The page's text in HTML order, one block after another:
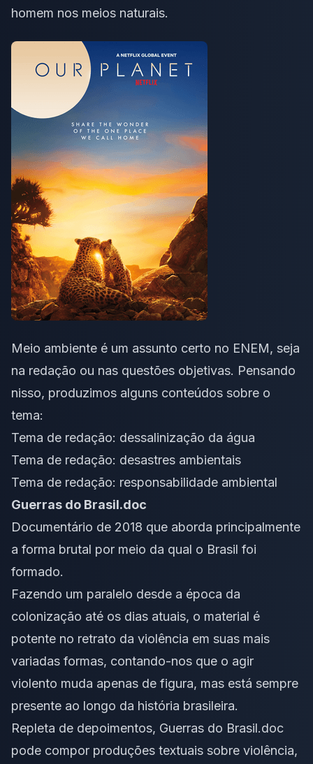
homem nos meios naturais.
Meio ambiente é um assunto certo no ENEM, seja
na redação ou nas questões objetivas. Pensando
nisso, produzimos alguns conteúdos sobre o
tema:
Tema de redação: dessalinização da água
Tema de redação: desastres ambientais
Tema de redação: responsabilidade ambiental
Guerras do Brasil.doc
Documentário de 2018 que aborda principalmente
a forma brutal por meio da qual o Brasil foi
formado.
Fazendo um paralelo desde a época da
colonização até os dias atuais, o material é
potente no retrato da violência em suas mais
variadas formas, contando-nos que o agir
violento muda apenas de figura, mas está sempre
presente ao longo da história brasileira.
Repleta de depoimentos, Guerras do Brasil.doc
pode compor produções textuais sobre violência,